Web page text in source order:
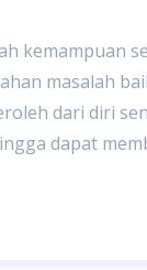
kemampuan
masalah
dari diri
dapat